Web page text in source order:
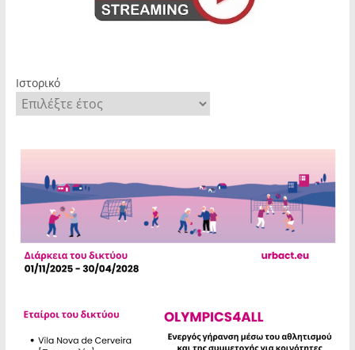
Ιστορικό